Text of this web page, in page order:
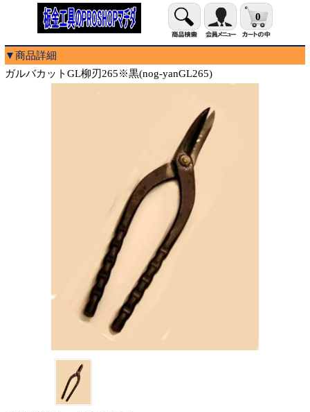
0
▼商品詳細
ガルバカットGL柳刃265※黒(nog-yanGL265)